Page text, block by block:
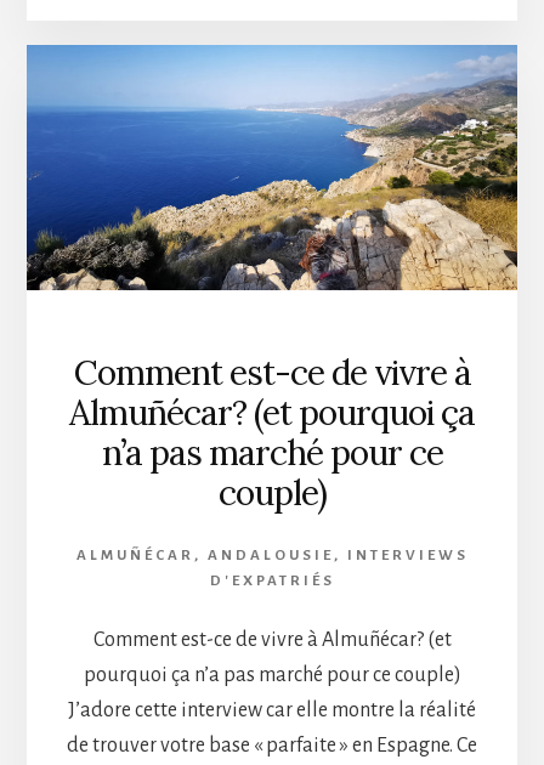
Comment est-ce de vivre à
Almuñécar? (et pourquoi ça
n’a pas marché pour ce
couple)
ALMUÑÉCAR , ANDALOUSIE ,
INTERVIEWS
D'EXPATRIÉS
Comment est-ce de vivre à Almuñécar? (et
pourquoi ça n’a pas marché pour ce couple)
J’adore cette interview car elle montre la réalité
de trouver votre base « parfaite » en Espagne. Ce